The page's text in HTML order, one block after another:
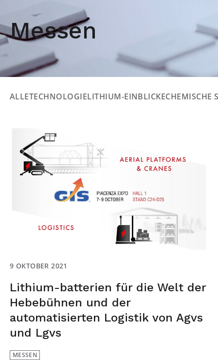
Messen
ALLETECHNOLOGIELITHIUM-EINBLICKECHEMISCHE
9 OKTOBER 2021
Lithium-batterien für die Welt der
Hebebühnen und der
automatisierten Logistik von Agvs
und Lgvs
MESSEN